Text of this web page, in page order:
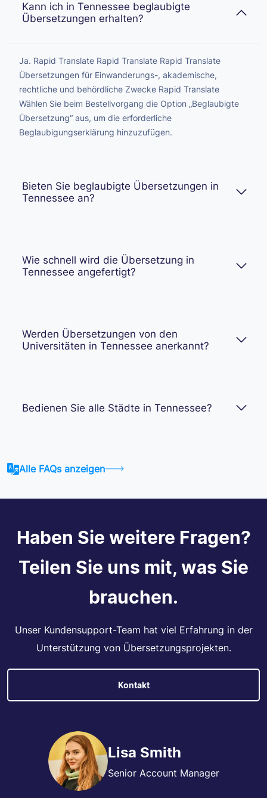
Kann ich in Tennessee beglaubigte
Übersetzungen erhalten?
Ja. Rapid Translate Rapid Translate Rapid Translate
Übersetzungen für Einwanderungs-, akademische,
rechtliche und behördliche Zwecke Rapid Translate
Wählen Sie beim Bestellvorgang die Option „Beglaubigte
Übersetzung“ aus, um die erforderliche
Beglaubigungserklärung hinzuzufügen.
Bieten Sie beglaubigte Übersetzungen in
Tennessee an?
Wie schnell wird die Übersetzung in
Tennessee angefertigt?
Werden Übersetzungen von den
Universitäten in Tennessee anerkannt?
Bedienen Sie alle Städte in Tennessee?
Alle FAQs anzeigen
Haben Sie weitere Fragen?
Teilen Sie uns mit, was Sie
brauchen.
Unser Kundensupport-Team hat viel Erfahrung in der
Unterstützung von Übersetzungsprojekten.
Kontakt
Lisa Smith
Senior Account Manager